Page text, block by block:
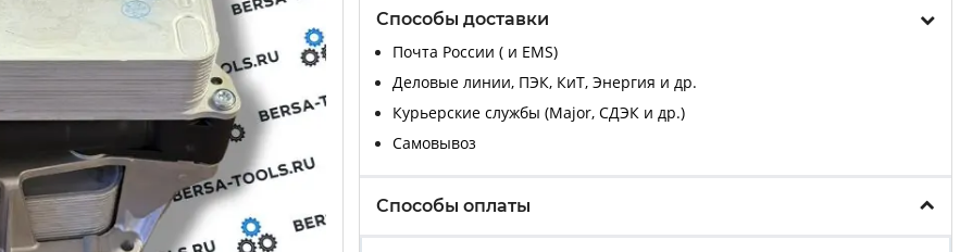
Способы доставки
Почта России ( и EMS)
Деловые линии, ПЭК, КиТ, Энергия и др.
Курьерские службы (Major, СДЭК и др.)
Самовывоз
Способы оплаты